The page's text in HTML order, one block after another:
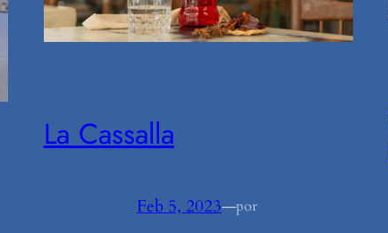
La Cassalla
Feb 5, 2023—por